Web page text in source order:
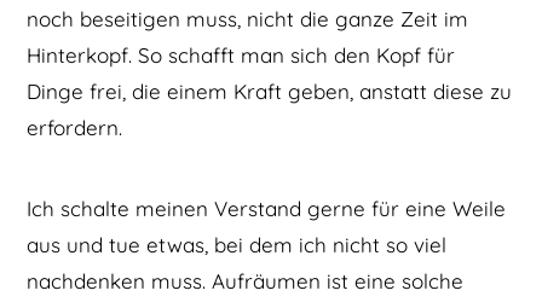
noch beseitigen muss, nicht die ganze Zeit im
Hinterkopf. So schafft man sich den Kopf für
Dinge frei, die einem Kraft geben, anstatt diese zu
erfordern.
Ich schalte meinen Verstand gerne für eine Weile
aus und tue etwas, bei dem ich nicht so viel
nachdenken muss. Aufräumen ist eine solche